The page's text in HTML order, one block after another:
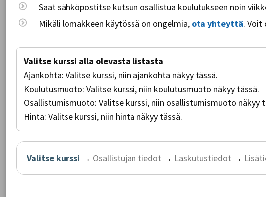
Saat sähköpostitse kutsun osallistua koulutukseen noin
Mikäli lomakkeen käytössä on ongelmia, ota yhteyttä. Voit
Valitse kurssi alla olevasta listasta
Ajankohta:Valitse kurssi, niin ajankohta näkyy tässä.
Koulutusmuoto:Valitse kurssi, niin koulutusmuoto näkyy tässä.
Osallistumismuoto:Valitse kurssi, niin osallistumismuoto näkyy
Hinta:Valitse kurssi, niin hinta näkyy tässä.
Valitse kurssi → Osallistujan tiedot → Laskutustiedot →